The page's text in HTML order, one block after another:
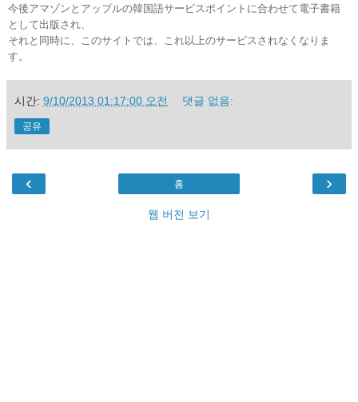
今後アマゾンとアップルの韓国語サービスポイントに合わせて電子書籍
として出版され、
それと同時に、このサイトでは、これ以上のサービスされなくなりま
す。
시간: 9/10/2013 01:17:00 오전 댓글 없음:
공유
‹ ›
홈
웹 버전 보기